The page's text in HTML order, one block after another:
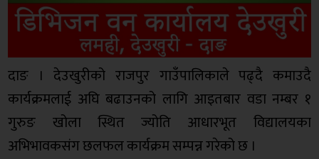
दाङ । देउखुरीको राजपुर गाउँपालिकाले पढ्दै कमाउदै
कार्यक्रमलाई अघि बढाउनको लागि आइतबार वडा नम्बर १
गुरुङ खोला स्थित ज्योति आधारभूत विद्यालयका
अभिभावकसंग छलफल कार्यक्रम सम्पन्न गरेको छ ।